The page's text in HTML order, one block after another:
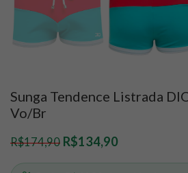
Sunga Tendence Listrada
Vo/Br
R$174,90 R$134,90